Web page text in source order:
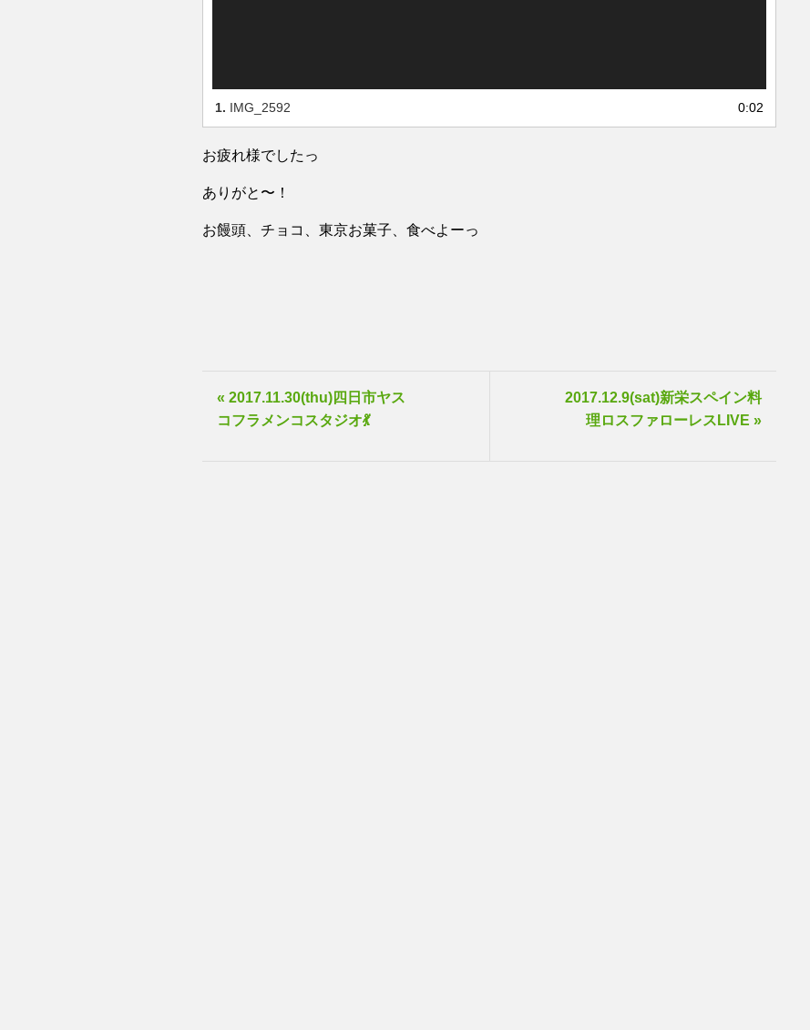
1. IMG_2592 0:02
お疲れ様でしたっ
ありがと〜！
お饅頭、チョコ、東京お菓子、食べよーっ
« 2017.11.30(thu)四日市ヤス
コフラメンコスタジオ💃
2017.12.9(sat)新栄スペイン料
理ロスファローレスLIVE »